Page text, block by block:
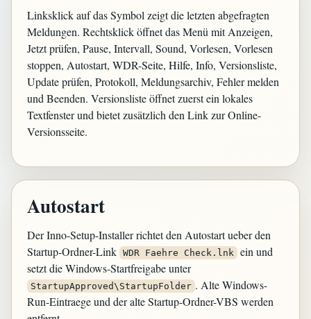
Linksklick auf das Symbol zeigt die letzten abgefragten
Meldungen. Rechtsklick öffnet das Menü mit Anzeigen,
Jetzt prüfen, Pause, Intervall, Sound, Vorlesen, Vorlesen
stoppen, Autostart, WDR-Seite, Hilfe, Info, Versionsliste,
Update prüfen, Protokoll, Meldungsarchiv, Fehler melden
und Beenden. Versionsliste öffnet zuerst ein lokales
Textfenster und bietet zusätzlich den Link zur Online-
Versionsseite.
Autostart
Der Inno-Setup-Installer richtet den Autostart ueber den
Startup-Ordner-Link WDR Faehre Check.lnk ein und
setzt die Windows-Startfreigabe unter
StartupApproved\StartupFolder . Alte Windows-
Run-Eintraege und der alte Startup-Ordner-VBS werden